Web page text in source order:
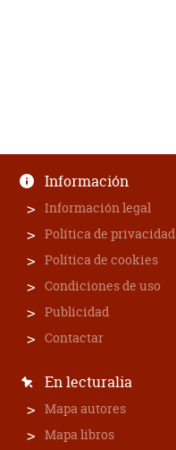
Información
Información legal
Política de privacidad
Política de cookies
Condiciones de uso
Publicidad
Contactar
En lecturalia
Mapa autores
Mapa libros